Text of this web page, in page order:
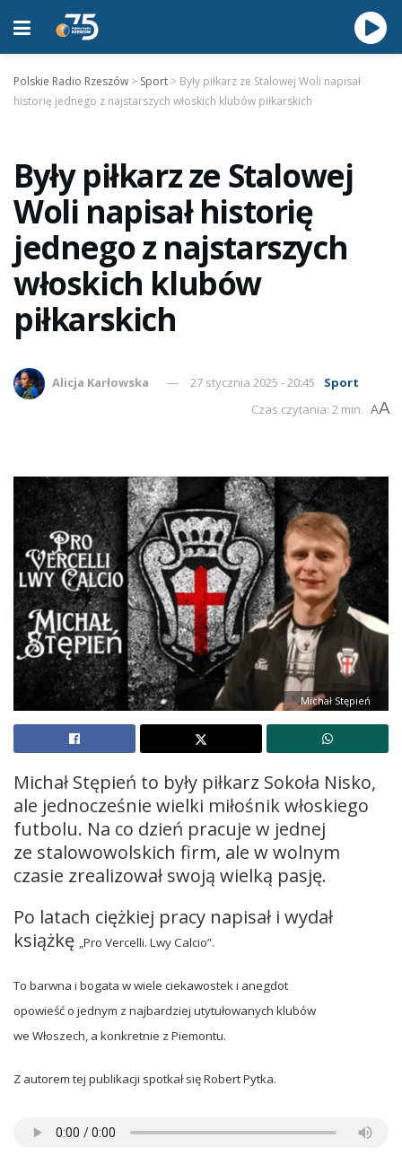
Polskie Radio Rzeszów > Sport > Były piłkarz ze Stalowej Woli napisał
historię jednego z najstarszych włoskich klubów piłkarskich
Były piłkarz ze Stalowej
Woli napisał historię
jednego z najstarszych
włoskich klubów
piłkarskich
Alicja Karłowska 27 stycznia 2025 - 20:45
Sport
Czas czytania: 2 min. AA
Michał Stępień
Michał Stępień to były piłkarz Sokoła Nisko,
ale jednocześnie wielki miłośnik włoskiego
futbolu. Na co dzień pracuje w jednej
ze stalowowolskich firm, ale w wolnym
czasie zrealizował swoją wielką pasję.
Po latach ciężkiej pracy napisał i wydał
książkę „Pro Vercelli. Lwy Calcio”.
To barwna i bogata w wiele ciekawostek i anegdot
opowieśćo jednym z najbardziej utytułowanych klubów
we Włoszech, a konkretnie z Piemontu.
Z autorem tej publikacji spotkał się Robert Pytka.